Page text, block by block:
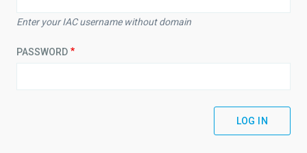
Enter your IAC username without domain
PASSWORD